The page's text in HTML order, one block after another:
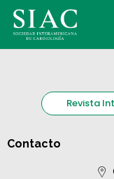
Revista
Contacto